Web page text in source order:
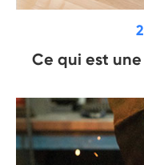
Ce qui est une